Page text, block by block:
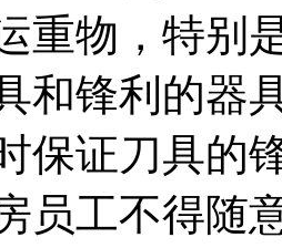
物，特别是
锋利的器具
证刀具的锋
工不得随意